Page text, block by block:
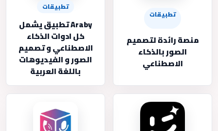
تطبيقات
منصة رائدة لتصميم
الصور بالذكاء
الاصطناعي
تطبيقات
Araby تطبيق يشمل
كل ادوات الذكاء
الاصطناعي و تصميم
الصور و الفيديوهات
باللغة العربية